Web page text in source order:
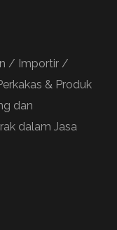
/ Importir /
& Produk
dan
dalam Jasa